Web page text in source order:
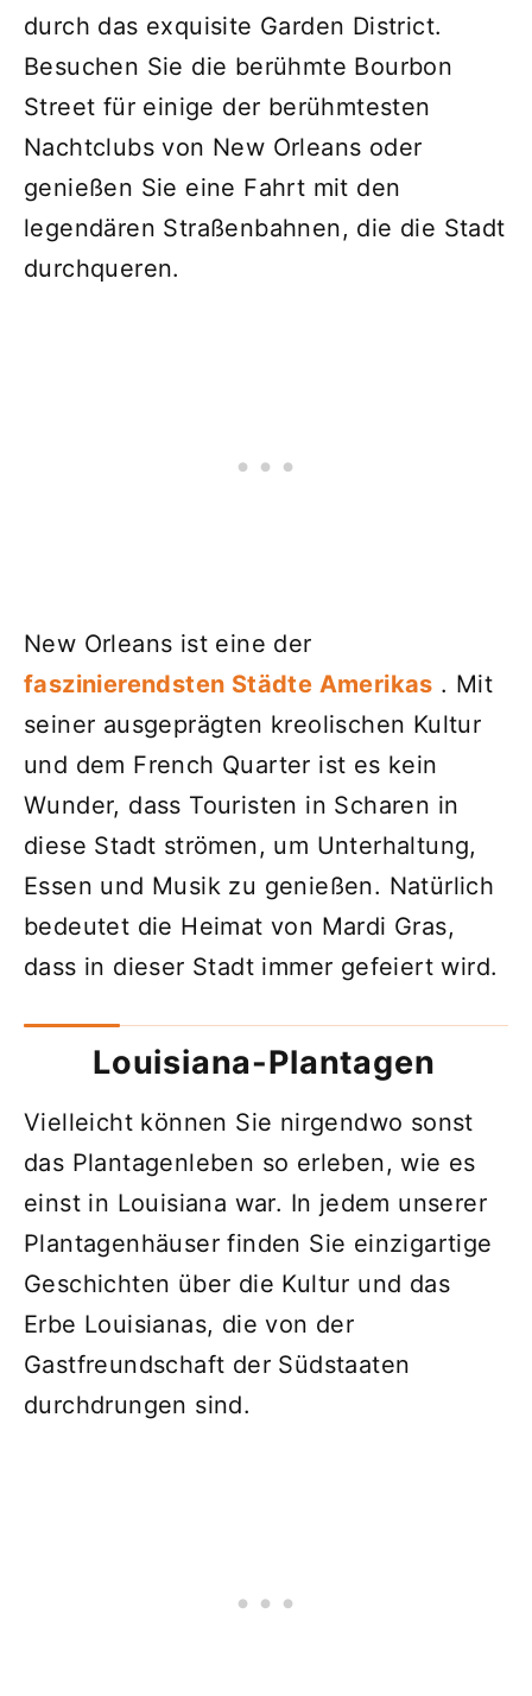
durch das exquisite Garden District.
Besuchen Sie die berühmte Bourbon
Street für einige der berühmtesten
Nachtclubs von New Orleans oder
genießen Sie eine Fahrt mit den
legendären Straßenbahnen, die die Stadt
durchqueren.
New Orleans ist eine der
faszinierendsten Städte Amerikas . Mit
seiner ausgeprägten kreolischen Kultur
und dem French Quarter ist es kein
Wunder, dass Touristen in Scharen in
diese Stadt strömen, um Unterhaltung,
Essen und Musik zu genießen. Natürlich
bedeutet die Heimat von Mardi Gras,
dass in dieser Stadt immer gefeiert wird.
Louisiana-Plantagen
Vielleicht können Sie nirgendwo sonst
das Plantagenleben so erleben, wie es
einst in Louisiana war. In jedem unserer
Plantagenhäuser finden Sie einzigartige
Geschichten über die Kultur und das
Erbe Louisianas, die von der
Gastfreundschaft der Südstaaten
durchdrungen sind.